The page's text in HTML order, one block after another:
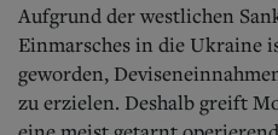
Wer
Danzig und
Aufgrund der westlichen
Einmarsches in die Ukraine
geworden,
zu erzielen. Deshalb greift